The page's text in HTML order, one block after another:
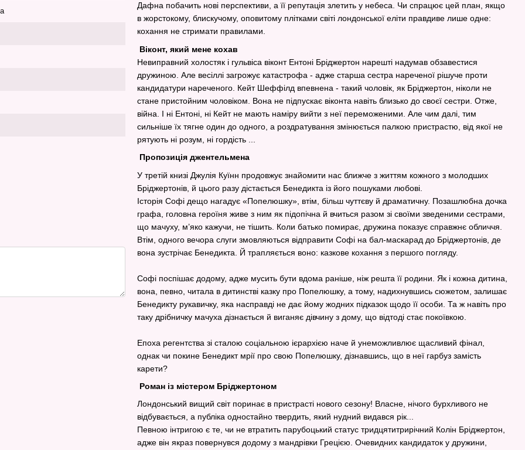
Дафна побачить нові перспективи, а її репутація злетить у небеса. Чи спрацює цей план, якщо
в жорстокому, блискучому, оповитому плітками світі лондонської еліти правдиве лише одне:
кохання не стримати правилами.
Віконт, який мене кохав
Невиправний холостяк і гульвіса віконт Ентоні Бріджертон нарешті надумав обзавестися
дружиною. Але весіллі загрожує катастрофа - адже старша сестра нареченої рішуче проти
кандидатури нареченого. Кейт Шеффілд впевнена - такий чоловік, як Бріджертон, ніколи не
стане пристойним чоловіком. Вона не підпускає віконта навіть близько до своєї сестри. Отже,
війна. І ні Ентоні, ні Кейт не мають наміру вийти з неї переможеними. Але чим далі, тим
сильніше їх тягне один до одного, а роздратування змінюється палкою пристрастю, від якої не
рятують ні розум, ні гордість ...
Пропозиція джентельмена
У третій книзі Джулія Куїнн продовжує знайомити нас ближче з життям кожного з молодших
Бріджертонів, й цього разу дістається Бенедикта із його пошуками любові.
Історія Софі дещо нагадує «Попелюшку», втім, більш чуттєву й драматичну. Позашлюбна дочка
графа, головна героїня живе з ним як підопічна й вчиться разом зі своїми зведеними сестрами,
що мачуху, м’яко кажучи, не тішить. Коли батько помирає, дружина показує справжнє обличчя.
Втім, одного вечора слуги змовляються відправити Софі на бал-маскарад до Бріджертонів, де
вона зустрічає Бенедикта. Й трапляється воно: казкове кохання з першого погляду.
Софі поспішає додому, адже мусить бути вдома раніше, ніж решта її родини. Як і кожна дитина,
вона, певно, читала в дитинстві казку про Попелюшку, а тому, надихнувшись сюжетом, залишає
Бенедикту рукавичку, яка насправді не дає йому жодних підказок щодо її особи. Та ж навіть про
таку дрібничку мачуха дізнається й виганяє дівчину з дому, що відтоді стає покоївкою.
Епоха регентства зі сталою соціальною ієрархією наче й унеможливлює щасливий фінал,
однак чи покине Бенедикт мрії про свою Попелюшку, дізнавшись, що в неї гарбуз замість
карети?
Роман із містером Бріджертоном
Лондонський вищий світ поринає в пристрасті нового сезону! Власне, нічого бурхливого не
відбувається, а публіка одностайно твердить, який нудний видався рік...
Певною інтригою є те, чи не втратить парубоцький статус тридцятитрирічний Колін Бріджертон,
адже він якраз повернувся додому з мандрівки Грецією. Очевидних кандидаток у дружини,